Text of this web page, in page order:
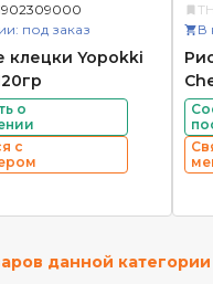
под заказ
клецки Yopokki
о
с
В
данной категории